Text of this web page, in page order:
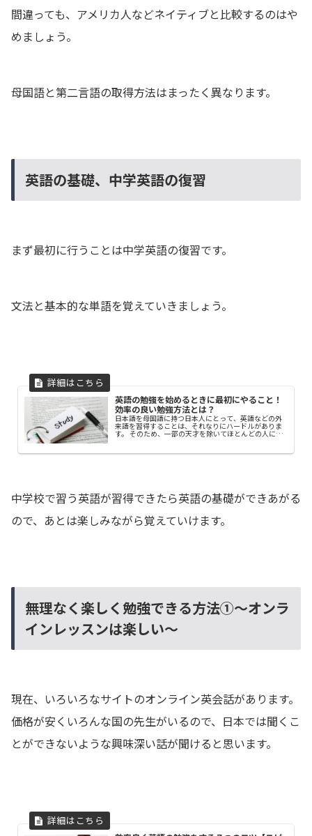
間違っても、アメリカ人などネイティブと比較するのはや
めましょう。
母国語と第二言語の取得方法はまったく異なります。
英語の基礎、中学英語の復習
まず最初に行うことは中学英語の復習です。
文法と基本的な単語を覚えていきましょう。
英語の勉強を始めるときに最初にやること！
効率の良い勉強方法とは？
日本語を母国語に持つ日本人にとって、英語などの外
来語を習得することは、それなりにハードルがありま
す。 そのため、一部の天才を除いてほとんどの人にと
っては、難しく感じてしまうと思います。 中学と高校
英語を習得した人が少ないことから、簡単ではないこ
中学校で習う英語が習得できたら英語の基礎ができあがる
ので、あとは楽しみながら覚えていけます。
無理なく楽しく勉強できる方法①～オンラ
インレッスンは楽しい～
現在、いろいろなサイトのオンライン英会話があります。
価格が安くいろんな国の先生がいるので、日本では聞くこ
とができないような興味深い話が聞けると思います。